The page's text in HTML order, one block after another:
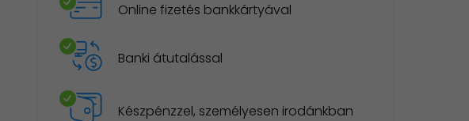
Online fizetés bankkártyával
Banki átutalással
Készpénzzel, személyesen irodánkban